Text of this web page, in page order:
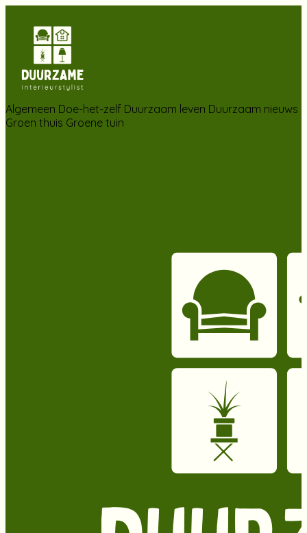
Algemeen Doe-het-zelf Duurzaam leven Duurzaam nieuws
Groen thuis Groene tuin